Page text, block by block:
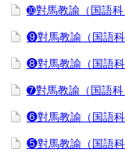
➓對馬教諭（国語科
❾對馬教諭（国語科
❽對馬教諭（国語科
➐對馬教諭（国語科
❻對馬教諭（国語科
❺對馬教諭（国語科